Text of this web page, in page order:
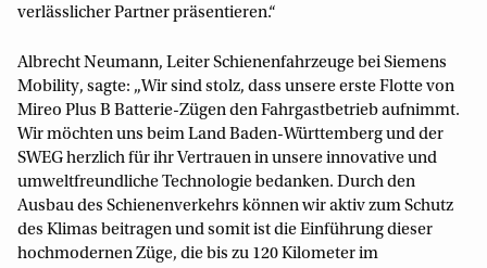
verlässlicher Partner präsentieren.“
Albrecht Neumann, Leiter Schienenfahrzeuge bei Siemens
Mobility, sagte: „Wir sind stolz, dass unsere erste Flotte von
Mireo Plus B Batterie-Zügen den Fahrgastbetrieb aufnimmt.
Wir möchten uns beim Land Baden-Württemberg und der
SWEG herzlich für ihr Vertrauen in unsere innovative und
umweltfreundliche Technologie bedanken. Durch den
Ausbau des Schienenverkehrs können wir aktiv zum Schutz
des Klimas beitragen und somit ist die Einführung dieser
hochmodernen Züge, die bis zu 120 Kilometer im